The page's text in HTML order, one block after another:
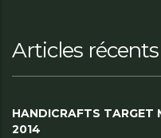
Articles récents
HANDICRAFTS
2014